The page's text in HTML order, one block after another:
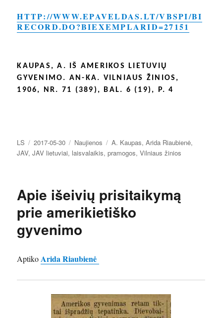
HTTP://WWW.EPAVELDAS.LT/VBSPI/BI
RECORD.DO?BIEXEMPLARID=27151
KAUPAS, A. IŠ AMERIKOS LIETUVIŲ
GYVENIMO. AN-KA. VILNIAUS ŽINIOS,
1906, NR. 71 (389), BAL. 6 (19), P. 4
Autorius
LS Paskelbta
2017-05-30 Kategorijos
Naujienos Žymos
A. Kaupas,Arida Riaubienė,
JAV,JAV lietuviai, laisvalaikis,pramogos,Vilniaus žinios
Apie išeivių prisitaikymą
prie amerikietiško
gyvenimo
Aptiko Arida Riaubienė